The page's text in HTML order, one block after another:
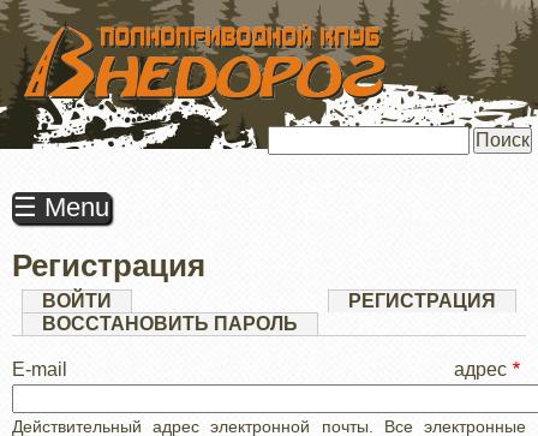
ПЕРЕЙТИ
ОСНОВНОМУ
СОДЕРЖАНИЮ
☰ Menu
Регистрация
Главные
вкладки
ВОЙТИ РЕГИСТРАЦИЯ
ВОССТАНОВИТЬ ПАРОЛЬ
E-mail адрес
Действительный адрес электронной почты. Все электронные